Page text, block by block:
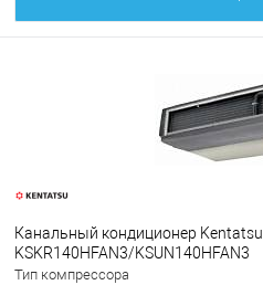
Канальный кондиционер Kentatsu
KSKR140HFAN3/KSUN140HFAN3
Тип компрессора